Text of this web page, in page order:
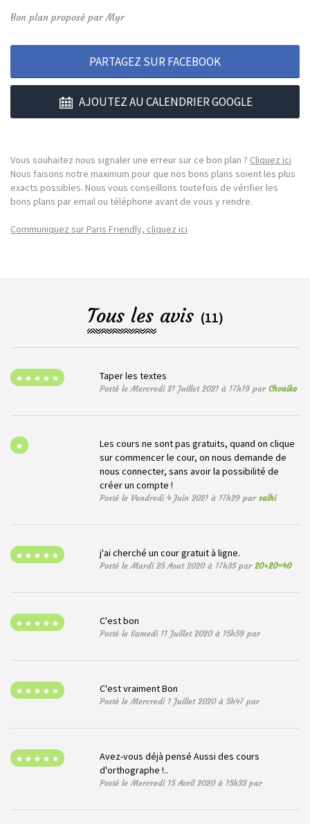
Bon plan proposé par Myr
PARTAGEZ SUR FACEBOOK
AJOUTEZ AU CALENDRIER GOOGLE
Vous souhaitez nous signaler une erreur sur ce bon plan ? Cliquez ici
Nous faisons notre maximum pour que nos bons plans soient les plus
exacts possibles. Nous vous conseillons toutefois de vérifier les
bons plans par email ou téléphone avant de vous y rendre.
Communiquez sur Paris Friendly, cliquez ici
Tous les avis (11)
Taper les textes
Posté le Mercredi 21 Juillet 2021 à 17h19 parChvaiko
Les cours ne sont pas gratuits, quand on clique
sur commencer le cour, on nous demande de
nous connecter, sans avoir la possibilité de
créer un compte !
Posté le Vendredi 4 Juin 2021 à 17h29 parsalhi
j'ai cherché un cour gratuit à ligne.
Posté le Mardi 25 Aout 2020 à 17h35 par20+20=40
C'est bon
Posté le Samedi 11 Juillet 2020 à 15h59 par
C'est vraiment Bon
Posté le Mercredi 1 Juillet 2020 à 5h47 par
Avez-vous déjà pensé Aussi des cours
d'orthographe !..
Posté le Mercredi 15 Avril 2020 à 15h33 par